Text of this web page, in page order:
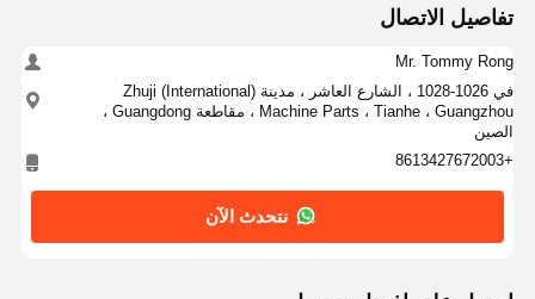
تفاصيل الاتصال
Mr. Tommy Rong
في 1026-1028 ، الشارع العاشر ، مدينة Zhuji (International)
Machine Parts ، Tianhe ، Guangzhou ، مقاطعة Guangdong ،
الصين
+8613427672003
نتحدث الآن